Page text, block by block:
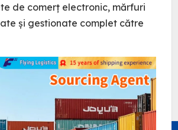
de comerț electronic, mărfuri
și gestionate complet către